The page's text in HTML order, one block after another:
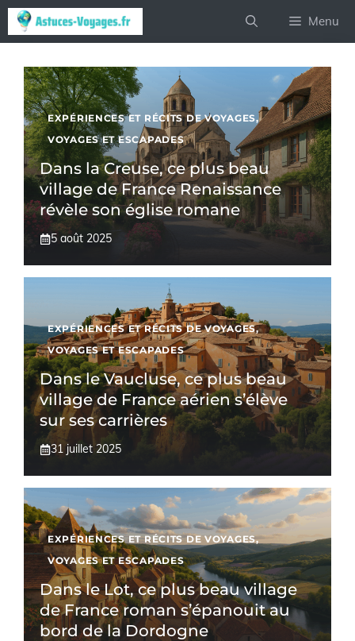
Aller
au
Menu
EXPÉRIENCES ET RÉCITS DE VOYAGES,
VOYAGES ET ESCAPADES
Dans la Creuse, ce plus beau
village de France Renaissance
révèle son église romane
5 août 2025
EXPÉRIENCES ET RÉCITS DE VOYAGES,
VOYAGES ET ESCAPADES
Dans le Vaucluse, ce plus beau
village de France aérien s’élève
sur ses carrières
31 juillet 2025
EXPÉRIENCES ET RÉCITS DE VOYAGES,
VOYAGES ET ESCAPADES
Dans le Lot, ce plus beau village
de France roman s’épanouit au
bord de la Dordogne